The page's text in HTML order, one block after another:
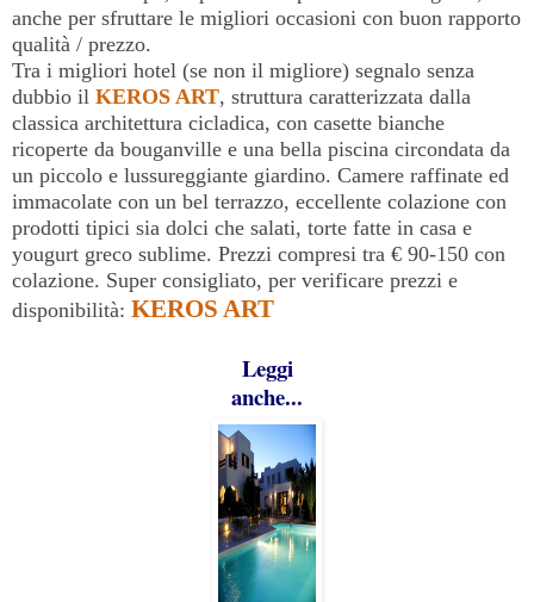
anche per sfruttare le migliori occasioni con buon rapporto
qualità / prezzo.
Tra i migliori hotel (se non il migliore) segnalo senza
dubbio il KEROS ART, struttura caratterizzata dalla
classica architettura cicladica, con casette bianche
ricoperte da bouganville e una bella piscina circondata da
un piccolo e lussureggiante giardino. Camere raffinate ed
immacolate con un bel terrazzo, eccellente colazione con
prodotti tipici sia dolci che salati, torte fatte in casa e
yougurt greco sublime. Prezzi compresi tra € 90-150 con
colazione. Super consigliato, per verificare prezzi e
disponibilità: KEROS ART
Leggi
anche...